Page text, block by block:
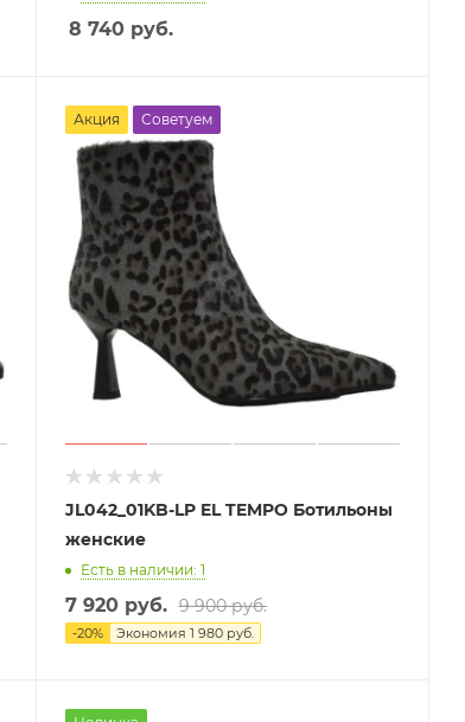
8 740руб.
Акция Советуем
JL042_01KB-LP EL TEMPO Ботильоны
женские
Есть в наличии: 1
7 920 руб. 9 900 руб.
-20% Экономия 1 980 руб.